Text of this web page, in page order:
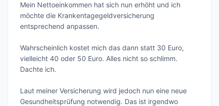
Mein Nettoeinkommen hat sich nun erhöht und ich
möchte die Krankentagegeldversicherung
entsprechend anpassen.
Wahrscheinlich kostet mich das dann statt 30 Euro,
vielleicht 40 oder 50 Euro. Alles nicht so schlimm.
Dachte ich.
Laut meiner Versicherung wird jedoch nun eine neue
Gesundheitsprüfung notwendig. Das ist irgendwo